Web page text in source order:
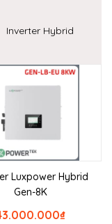
Inverter Hybrid
Luxpower Hybrid
Gen-8K
₫